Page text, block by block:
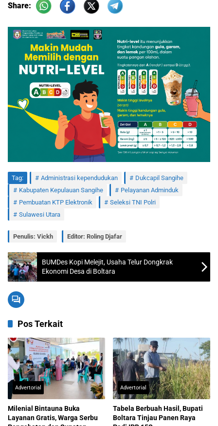
Share:
Tag: Administrasi kependudukan
Dukcapil Sangihe
Kabupaten Kepulauan Sangihe
Pelayanan Adminduk
Pembuatan KTP Elektronik
Seleksi TNI Polri
Sulawesi Utara
Penulis: Vickh Editor: Roling Djafar
BUMDes Kopi Melejit, Usaha Telur Dongkrak
Ekonomi Desa di Boltara
Pos Terkait
Advertorial
Milenial Bintauna Buka
Layanan Gratis, Warga Serbu
Advertorial
Tabela Berbuah Hasil, Bupati
Boltara Tinjau Panen Raya